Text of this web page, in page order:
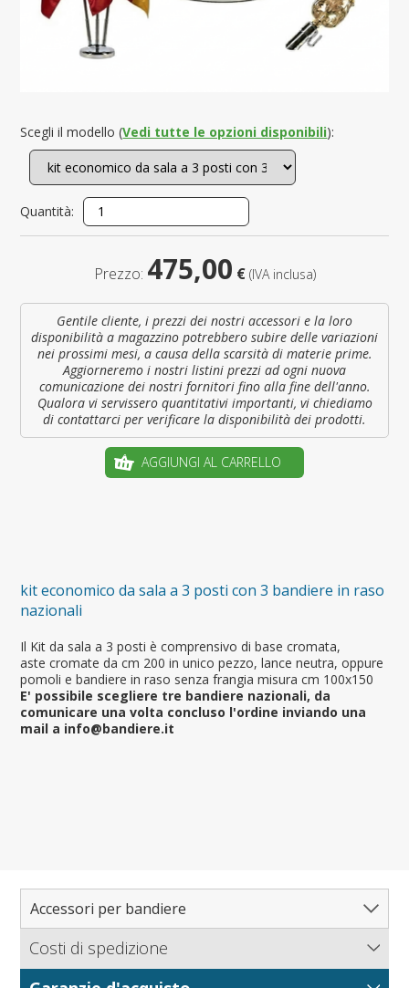
kit economico da sala a 3 posti con 3 bandiere in raso
nazionali
Il Kit da sala a 3 posti è comprensivo di base cromata,
aste cromate da cm 200 in unico pezzo, lance neutra, oppure
pomoli e bandiere in raso senza frangia misura cm 100x150
E' possibile scegliere tre bandiere nazionali, da
comunicare una volta concluso l'ordine inviando una
mail a info@bandiere.it
Scegli il modello (Vedi tutte le opzioni disponibili):
Quantità:
Prezzo: 475,00 € (IVA inclusa)
Gentile cliente, i prezzi dei nostri accessori e la loro
disponibilità a magazzino potrebbero subire delle variazioni
nei prossimi mesi, a causa della scarsità di materie prime.
Aggiorneremo i nostri listini prezzi ad ogni nuova
comunicazione dei nostri fornitori fino alla fine dell'anno.
Qualora vi servissero quantitativi importanti, vi chiediamo
di contattarci per verificare la disponibilità dei prodotti.
AGGIUNGI AL CARRELLO
Accessori per bandiere
Catalogo completo accessori
Costi di spedizione
Bandiere.it calcola le spese di spedizione in base al peso